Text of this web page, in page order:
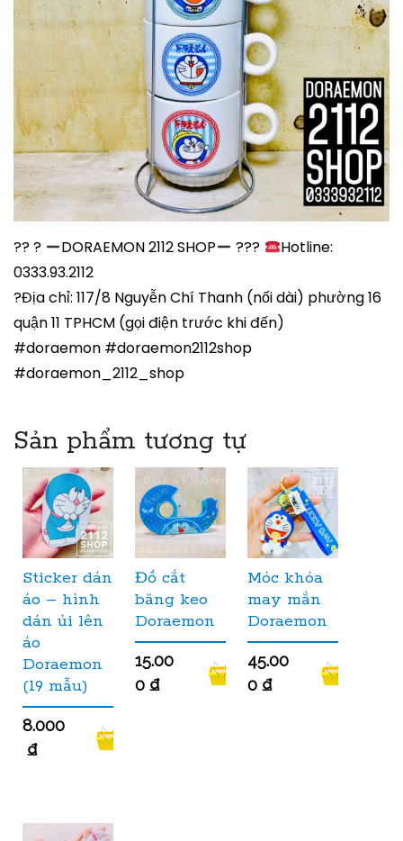
?? ? DORAEMON 2112 SHOP ???
Hotline:
0333.93.2112
?Địa chỉ: 117/8 Nguyễn Chí Thanh (nối dài) phường 16
quận 11 TPHCM (gọi điện trước khi đến)
#doraemon #doraemon2112shop
#doraemon_2112_shop
Sản phẩm tương tự
Sticker dán
áo – hình
dán ủi lên
áo
Doraemon
(19 mẫu)
8.000
₫
Đồ cắt
băng keo
Doraemon
15.00
0 ₫
Móc khóa
may mắn
Doraemon
45.00
0 ₫